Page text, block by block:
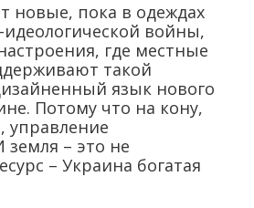
новые, пока в одеждах
войны,
где местные
такой
язык нового
Потому что на кону,
управление
– это не
– Украина богатая